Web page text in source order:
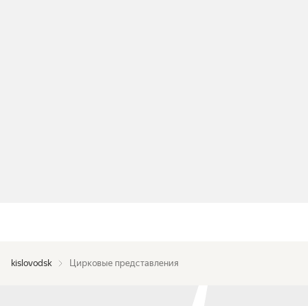
kislovodsk Цирковые представления